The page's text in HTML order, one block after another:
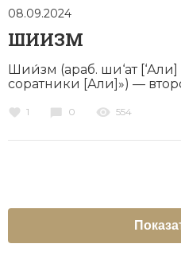
08.09.2024
ШИИЗМ
Шии́зм (араб. ши‘ат
соратники [Али]») —
1 0 554